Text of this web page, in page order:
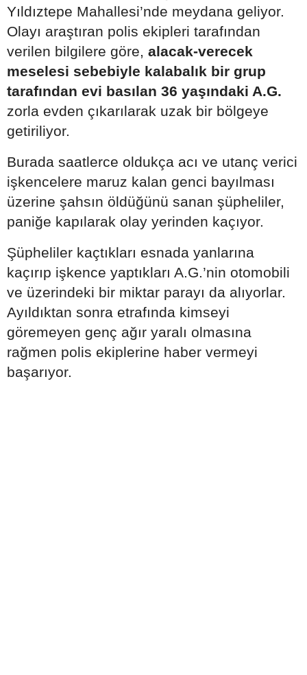
Yıldıztepe Mahallesi’nde meydana geliyor.
Olayı araştıran polis ekipleri tarafından
verilen bilgilere göre, alacak-verecek
meselesi sebebiyle kalabalık bir grup
tarafından evi basılan 36 yaşındaki A.G.
zorla evden çıkarılarak uzak bir bölgeye
getiriliyor.
Burada saatlerce oldukça acı ve utanç verici
işkencelere maruz kalan genci bayılması
üzerine şahsın öldüğünü sanan şüpheliler,
paniğe kapılarak olay yerinden kaçıyor.
Şüpheliler kaçtıkları esnada yanlarına
kaçırıp işkence yaptıkları A.G.’nin otomobili
ve üzerindeki bir miktar parayı da alıyorlar.
Ayıldıktan sonra etrafında kimseyi
göremeyen genç ağır yaralı olmasına
rağmen polis ekiplerine haber vermeyi
başarıyor.